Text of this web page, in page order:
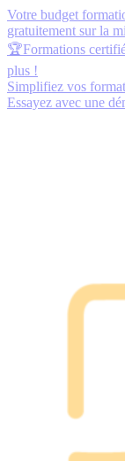
Votre budget
gratuitement sur la
🏆Formations
plus !
Simplifiez vos
Essayez avec une